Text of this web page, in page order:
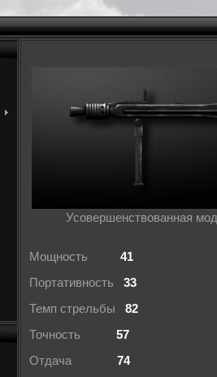
Усовершенствованная
Мощность 41
Портативность 33
Темп стрельбы 82
Точность 57
Отдача 74